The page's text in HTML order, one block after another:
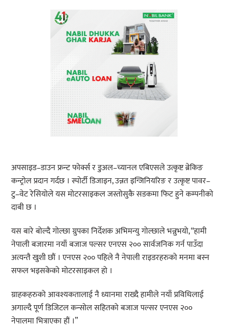
अपसाइड–डाउन फ्रन्ट फोर्क्स र डुअल–च्यानल एबिएसले उत्कृष्ट ब्रेकिङ
कन्ट्रोल प्रदान गर्दछ । स्पोर्टी डिजाइन, उन्नत इन्जिनियरिङ र उत्कृष्ट पावर–
टु–वेट रेसियोले यस मोटरसाइकल जस्तोसुकै सडकमा फिट हुने कम्पनीको
दाबी छ ।
यस बारे बोल्दै गोल्छा ग्रुपका निर्देशक अभिमन्यु गोल्छाले भन्नुभयो, “हामी
नेपाली बजारमा नयाँ बजाज पल्सर एनएस २०० सार्वजनिक गर्न पाउँदा
अत्यन्तै खुशी छौं । एनएस २०० पहिले नै नेपाली राइडरहरुको मनमा बस्न
सफल भइसकेको मोटरसाइकल हो ।
ग्राहकहरुको आवश्यकतालाई नै ध्यानमा राख्दै हामीले नयाँ प्रविधिलाई
अगाल्दै पूर्ण डिजिटल कन्सोल सहितको बजाज पल्सर एनएस २००
नेपालमा भित्राएका हौं ।”